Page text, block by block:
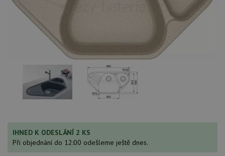
IHNED K ODESLÁNÍ 2 KS
Při objednání do 12:00 odešleme ještě dnes.